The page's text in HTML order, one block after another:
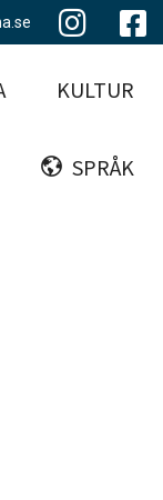
KULTUR
SPRÅK